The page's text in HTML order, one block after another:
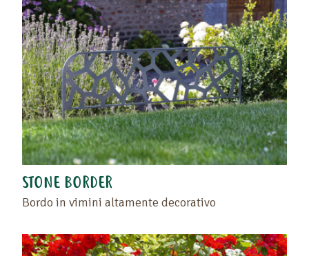
STONE BORDER
Bordo in vimini altamente decorativo